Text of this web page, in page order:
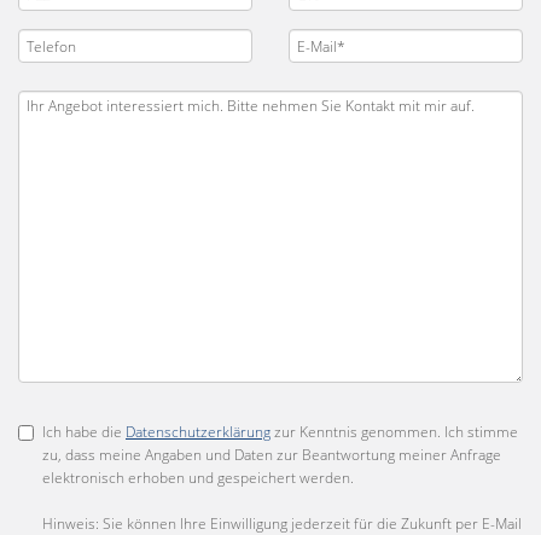
Ich habe die Datenschutzerklärungzur Kenntnis genommen. Ich stimme
zu, dass meine Angaben und Daten zur Beantwortung meiner Anfrage
elektronisch erhoben und gespeichert werden.
Hinweis: Sie können Ihre Einwilligung jederzeit für die Zukunft per E-Mail